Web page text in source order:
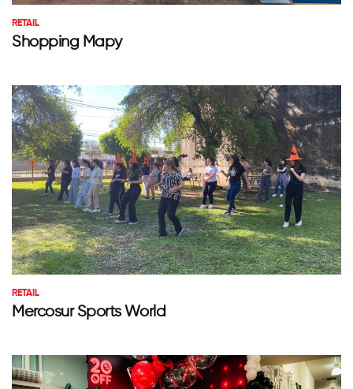
RETAIL
Shopping Mapy
RETAIL
Mercosur Sports World